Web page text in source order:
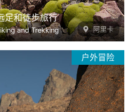
足和徒步旅行
and Trekking 阿里卡
户外冒险